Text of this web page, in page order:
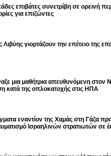
επιβάτες συνετρίβη σε ορεινή
για επιζώντες
Λιβύης γιορτάζουν την επέτειο της
μια μαθήτρια απευθυνόμενη στον
κατά της οπλοκατοχής στις ΗΠΑ
εναντίον της Χαμάς στη Γάζα
Ισραηλινών στρατιωτών σε